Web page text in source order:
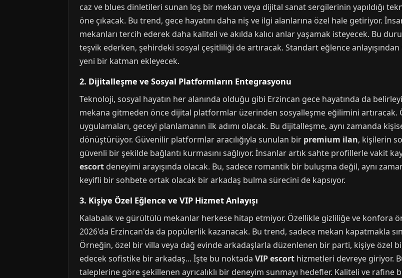
caz ve blues dinletileri sunan loş bir mekan veya dijital sanat sergilerinin yapıldığı
öne çıkacak. Bu trend, gece hayatını daha niş ve ilgi alanlarına özel hale getiriyor.
mekanları tercih ederek daha kaliteli ve akılda kalıcı anlar yaşamak isteyecek. Bu
teşvik ederken, şehirdeki sosyal çeşitliliği de artıracak. Standart eğlence
yeni bir katman ekleyecek.
2. Dijitalleşme ve Sosyal Platformların Entegrasyonu
Teknoloji, sosyal hayatın her alanında olduğu gibi Erzincan gece hayatında da
mekana gitmeden önce dijital platformlar üzerinden sosyalleşme eğilimini artıracak.
uygulamaları, geceyi planlamanın ilk adımı olacak. Bu dijitalleşme, aynı zamanda
dönüştürüyor. Güvenilir platformlar aracılığıyla sunulan bir premium ilan, kişilerin
güvenli bir şekilde bağlantı kurmasını sağlıyor. İnsanlar artık sahte profillerle vakit
escort deneyimi arayışında olacak. Bu, sadece romantik bir buluşma değil, aynı
keyifli bir sohbete ortak olacak bir arkadaş bulma sürecini de kapsıyor.
3. Kişiye Özel Eğlence ve VIP Hizmet Anlayışı
Kalabalık ve gürültülü mekanlar herkese hitap etmiyor. Özellikle gizliliğe ve konfora
2026'da Erzincan'da da popülerlik kazanacak. Bu trend, sadece mekan kapatmakla
Örneğin, özel bir villa veya dağ evinde arkadaşlarla düzenlenen bir parti, kişiye özel
edecek sofistike bir arkadaş... İşte bu noktada VIP escort hizmetleri devreye giriyor.
taleplerine göre şekillenen ayrıcalıklı bir deneyim sunmayı hedefler. Kaliteli ve